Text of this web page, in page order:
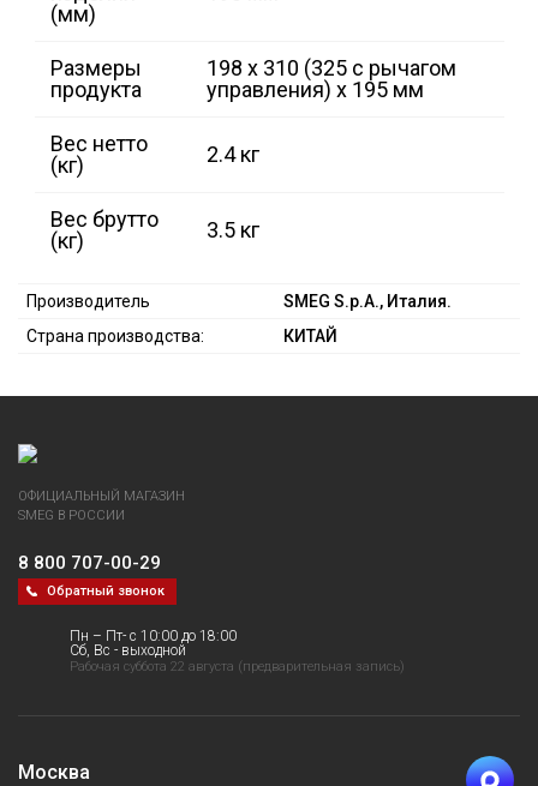
(мм)
Размеры
продукта
198 x 310 (325 с рычагом
управления) x 195 мм
Вес нетто
(кг)
2.4 кг
Вес брутто
(кг)
3.5 кг
Производитель
SMEG S.p.A., Италия.
Страна производства:
КИТАЙ
ОФИЦИАЛЬНЫЙ МАГАЗИН
SMEG В РОССИИ
8 800 707-00-29
Обратный звонок
Пн – Пт- с 10:00 до 18:00
Сб, Вс - выходной
Рабочая суббота 22 августа (предварительная запись)
Москва